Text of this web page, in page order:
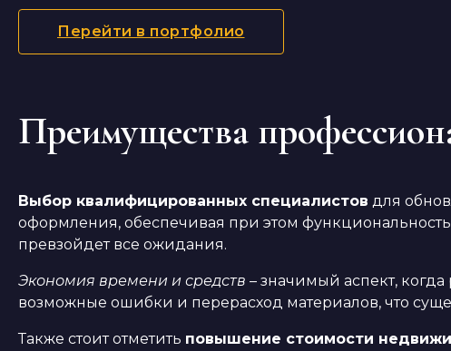
Перейти в портфолио
Преимущества
Выбор квалифицированных специалистов для
оформления, обеспечивая при этом
превзойдет все ожидания.
Экономия времени и средств – значимый аспект,
возможные ошибки и перерасход материалов, что
Также стоит отметить повышение стоимости